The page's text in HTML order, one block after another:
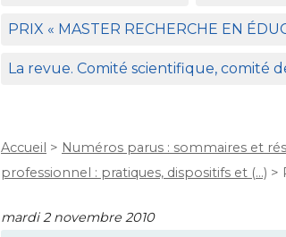
PRIX « MASTER RECHERCHE EN É
La revue. Comité scientifique, comité
Accueil > Numéros parus : sommaires et
professionnel : pratiques, dispositifs et (…) >
mardi 2 novembre 2010